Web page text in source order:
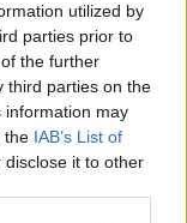
utilized by
parties prior to
the further
third parties on the
information may
the IAB’s List of
it to other